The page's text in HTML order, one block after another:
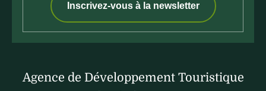
Inscrivez-vous à la newsletter
Agence de Développement Touristique